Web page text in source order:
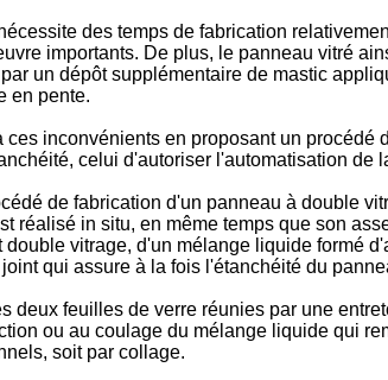
des temps de fabrication
importants. De plus, le panneau vitré
un dépôt supplémentaire de mastic
en pente.
ces inconvénients en proposant un
celui d'autoriser l'automatisation de
de fabrication d'un panneau à double
réalisé in situ, en même temps que son
vitrage, d'un mélange liquide formé
qui assure à la fois l'étanchéité du
deux feuilles de verre réunies par une
ou au coulage du mélange liquide qui
soit par collage.